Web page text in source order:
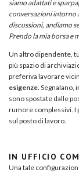
siamo adattati e
conversazioni intorno
discussioni, andiamo
Prendo la mia borsa e
Un altro dipendente,
più spazio di
preferiva lavorare
esigenze.Segnalano,
sono spostate dalle
rumore complessivi. I
sul posto di lavoro.
IN UFFICIO
Una tale